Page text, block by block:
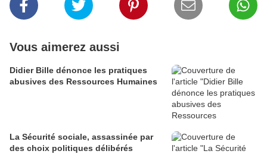
Vous aimerez aussi
Didier Bille dénonce les pratiques
abusives des Ressources Humaines
La Sécurité sociale, assassinée par
des choix politiques délibérés